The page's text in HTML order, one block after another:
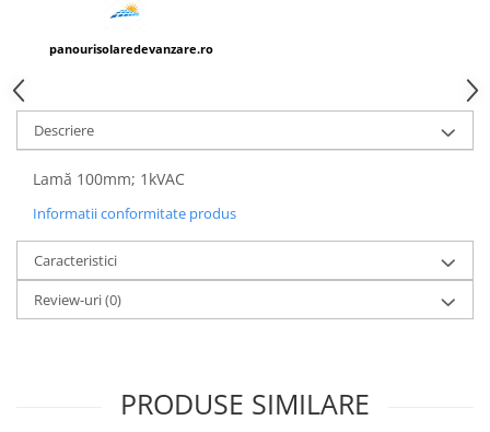
panourisolaredevanzare.ro
Descriere
Lamă 100mm; 1kVAC
Informatii conformitate produs
Caracteristici
Review-uri(0)
PRODUSE SIMILARE